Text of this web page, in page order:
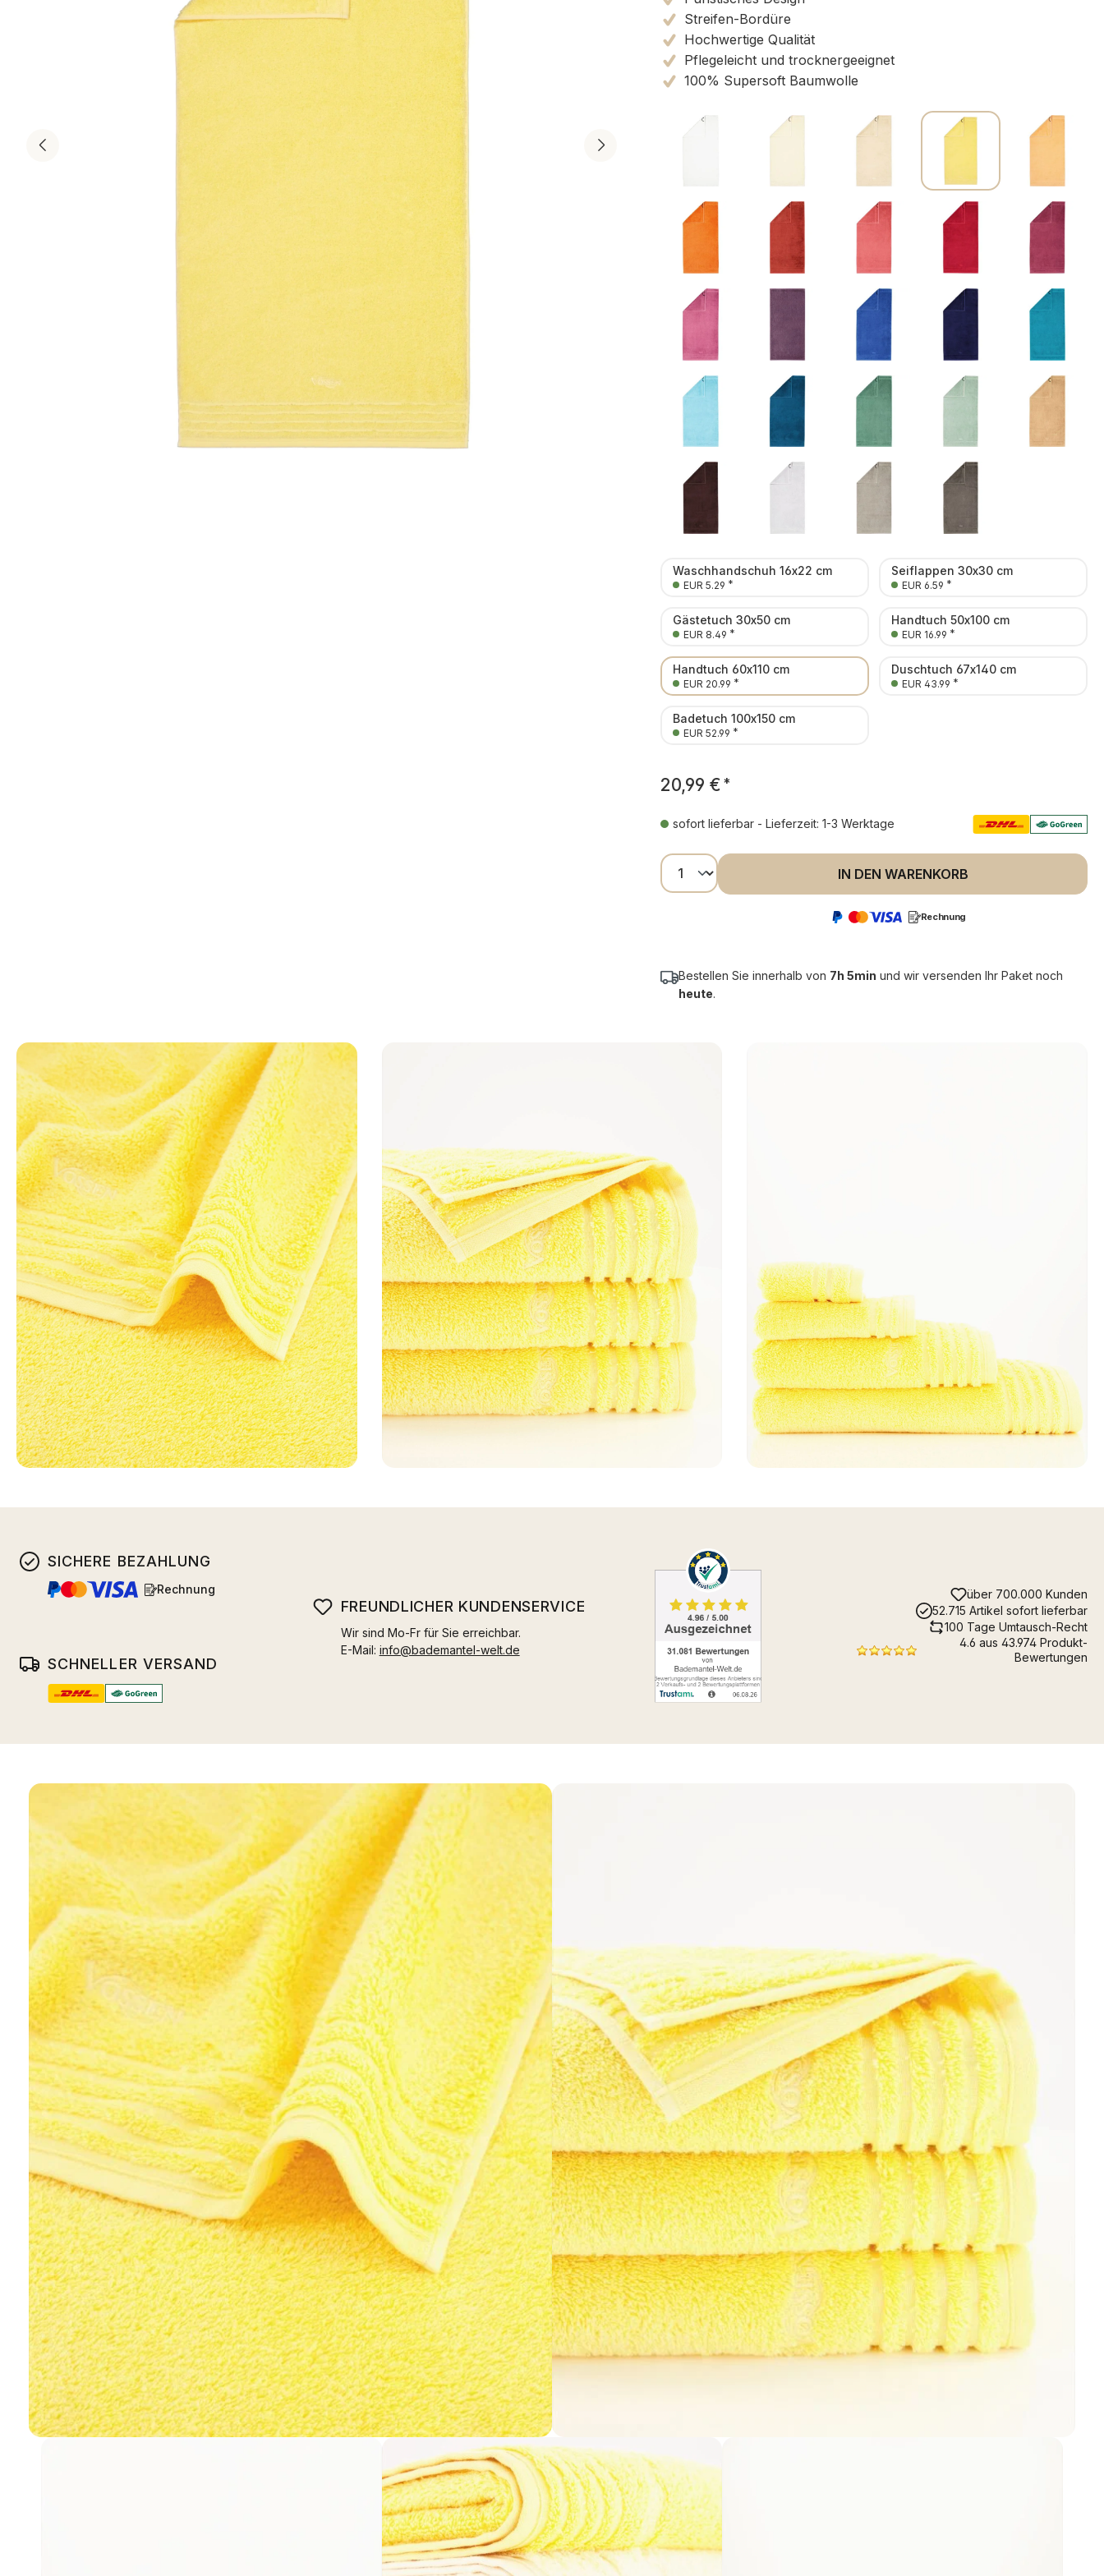
Streifen-Bordüre
Hochwertige Qualität
Pflegeleicht und trocknergeeignet
100% Supersoft Baumwolle
Waschhandschuh 16x22 cm
EUR 5.29 *
Seiflappen 30x30 cm
EUR 6.59 *
Gästetuch 30x50 cm
EUR 8.49 *
Handtuch 50x100 cm
EUR 16.99 *
Handtuch 60x110 cm
EUR 20.99 *
Duschtuch 67x140 cm
EUR 43.99 *
Badetuch 100x150 cm
EUR 52.99 *
20,99 € *
sofort lieferbar - Lieferzeit: 1-3 Werktage
Produkt Anzahl: Gib den gewünschten Wert
IN DEN WARENKORB
Rechnung
Bestellen Sie innerhalb von 7h 5min und wir versenden Ihr Paket noch
heute.
SICHERE BEZAHLUNG
Rechnung
SCHNELLER VERSAND
FREUNDLICHER KUNDENSERVICE
Wir sind Mo-Fr für Sie erreichbar.
E-Mail: info@bademantel-welt.de
über 700.000 Kunden
52.715 Artikel sofort lieferbar
100 Tage Umtausch-Recht
4.6 aus 43.974 Produkt-
Bewertungen